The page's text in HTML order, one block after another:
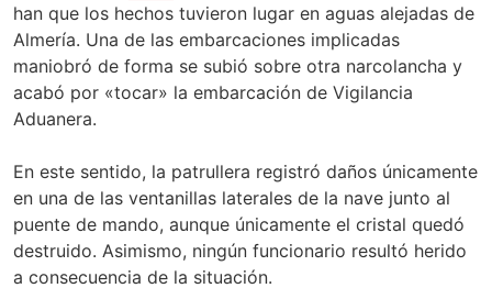
han que los hechos tuvieron lugar en aguas alejadas de
Almería. Una de las embarcaciones implicadas
maniobró de forma se subió sobre otra narcolancha y
acabó por «tocar» la embarcación de Vigilancia
Aduanera.
En este sentido, la patrullera registró daños únicamente
en una de las ventanillas laterales de la nave junto al
puente de mando, aunque únicamente el cristal quedó
destruido. Asimismo, ningún funcionario resultó herido
a consecuencia de la situación.